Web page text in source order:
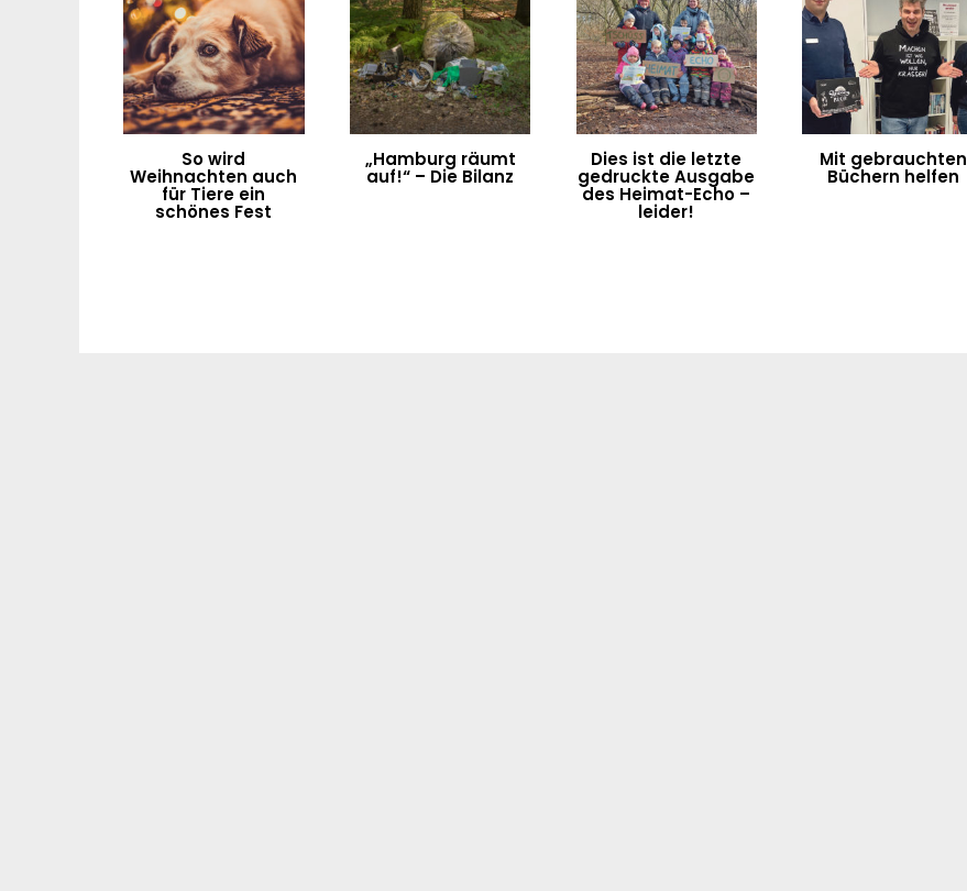
So wird
Weihnachten auch
für Tiere ein
schönes Fest
„Hamburg räumt
auf!“ – Die Bilanz
Dies ist die letzte
gedruckte Ausgabe
des Heimat-Echo –
leider!
Mit gebrauchten
Büchern helfen